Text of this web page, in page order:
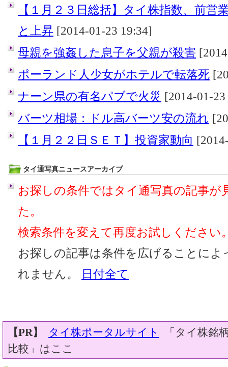
【１月２３日総括】タイ株指数、前営
と上昇 [2014-01-23 19:34]
母親を強姦した息子を父親が殺害
ポーランド人少女がホテルで転落死
ナーン県の有名パブで火災 [2014-01-
バーツ相場：ドル高バーツ安の流れ
【１月２２日ＳＥＴ】投資家動向
タイ通写真ニュースアーカイブ
お探しの条件ではタイ通写真の記事が
た。
検索条件を変えて再度お試しください
お探しの記事は条件を広げることに
れません。
日付全て
【PR】 タイ株ポータルサイト
「タイ株銘
比較」はここ